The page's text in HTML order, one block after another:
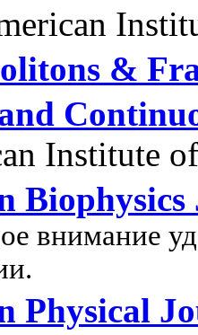
&
Institute
внимание
Physical